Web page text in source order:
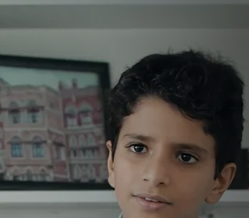
عزام..